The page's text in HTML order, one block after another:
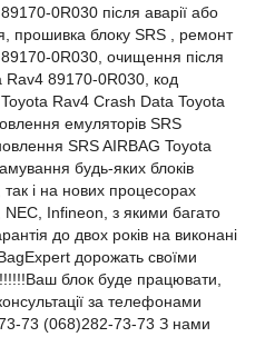
0R030 після аварії або
прошивка блоку SRS , ремонт
0R030, очищення після
Rav4 89170-0R030, код
Rav4 Crash Data Toyota
емуляторів SRS
SRS AIRBAG Toyota
будь-яких блоків
і на нових процесорах
Infineon, з якими багато
до двох років на виконані
дорожать своїми
блок буде працювати,
за телефонами
73 (068)282-73-73 З нами